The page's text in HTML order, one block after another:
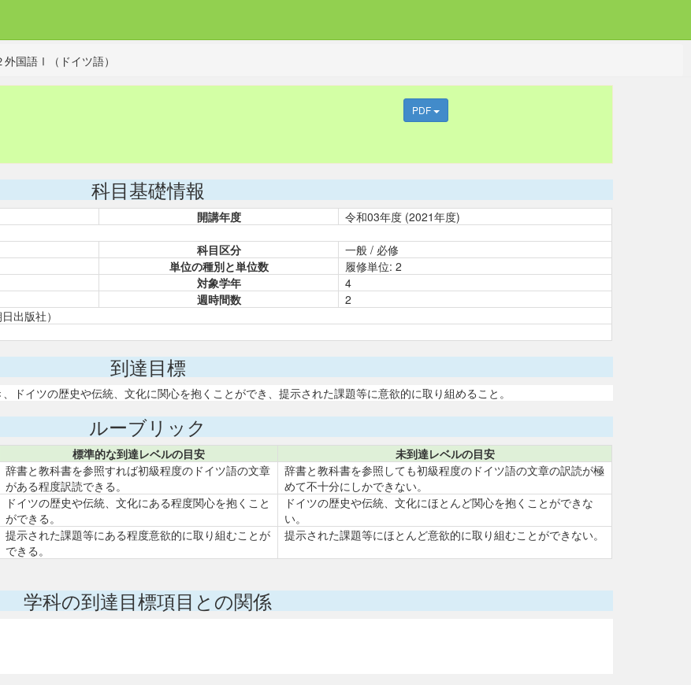
外国語Ⅰ（ドイツ語）
PDF
科目基礎情報
開講年度
令和03年度 (2021年度)
科目区分
一般 / 必修
単位の種別と単位数
履修単位: 2
対象学年
4
週時間数
2
出版社）
到達目標
ドイツの歴史や伝統、文化に関心を抱くことができ、提示された課題等に意欲的に取り組めること。
ルーブリック
標準的な到達レベルの目安
未到達レベルの目安
辞書と教科書を参照すれば初級程度のドイツ語の文章
がある程度訳読できる。
辞書と教科書を参照しても初級程度のドイツ語の文章の訳読が極
めて不十分にしかできない。
ドイツの歴史や伝統、文化にある程度関心を抱くこと
ができる。
ドイツの歴史や伝統、文化にほとんど関心を抱くことができな
い。
提示された課題等にある程度意欲的に取り組むことが
できる。
提示された課題等にほとんど意欲的に取り組むことができない。
学科の到達目標項目との関係